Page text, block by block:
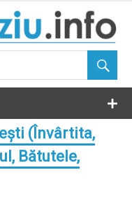
(Învârtita,
Bătutele,